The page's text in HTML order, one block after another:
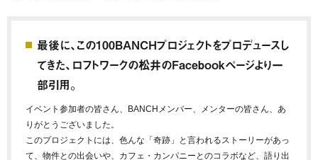
最後に、この100BANCHプロジェクトをプロデュースし
てきた、ロフトワークの松井のFacebookページより一
部引用。
イベント参加者の皆さん、BANCHメンバー、メンターの皆さん、あ
りがとうございました。
このプロジェクトには、色んな「奇跡」と言われるストーリーがあっ
て、物件との出会いや、カフェ・カンパニーとのコラボなど、語り出